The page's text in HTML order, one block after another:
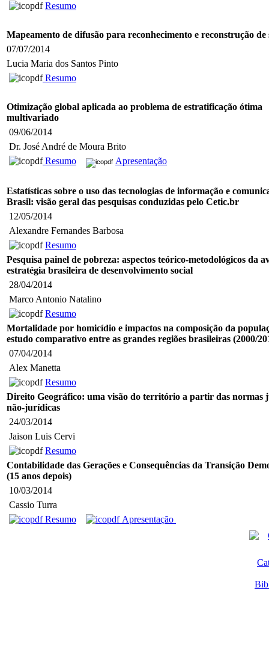
Resumo
Mapeamento de difusão para reconhecimento e reconstrução de
07/07/2014
Lucia Maria dos Santos Pinto
Resumo
Otimização global aplicada ao problema de estratificação ótima
multivariado
09/06/2014
Dr. José André de Moura Brito
Resumo
Apresentação
Estatísticas sobre o uso das tecnologias de informação e
Brasil: visão geral das pesquisas conduzidas pelo Cetic.br
12/05/2014
Alexandre Fernandes Barbosa
Resumo
Pesquisa painel de pobreza: aspectos teórico-metodológicos da
estratégia brasileira de desenvolvimento social
28/04/2014
Marco Antonio Natalino
Resumo
Mortalidade por homicídio e impactos na composição da
estudo comparativo entre as grandes regiões brasileiras (2000/
07/04/2014
Alex Manetta
Resumo
Direito Geográfico: uma visão do território a partir das normas
não-jurídicas
24/03/2014
Jaison Luis Cervi
Resumo
Contabilidade das Gerações e Consequências da Transição
(15 anos depois)
10/03/2014
Cassio Turra
Resumo
Apresentação